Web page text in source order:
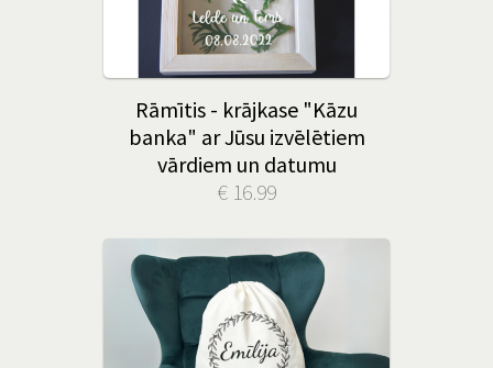
Rāmītis - krājkase "Kāzu
banka" ar Jūsu izvēlētiem
vārdiem un datumu
€ 16.99